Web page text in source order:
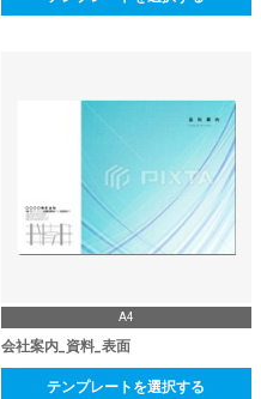
A4
会社案内_資料_表面
テンプレートを選択する